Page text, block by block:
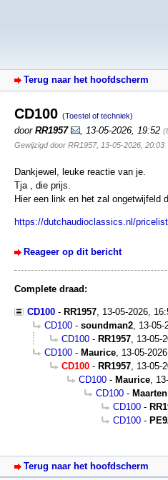
Terug naar het hoofdscherm
CD100 (Toestel of techniek)
door RR1957 13-05-2026, 19:52
Gewijzigd door RR1957, 13-05-2026, 20:03
Dankjewel, leuke reactie van je.
Tja , die prijs.
Hier een link en het zal ongetwijfeld
https://dutchaudioclassics.nl/
Reageer op dit bericht
Complete draad:
CD100 - RR1957, 13-05-2026,
CD100 - soundman2, 13-05-
CD100 - RR1957, 13-05-
CD100 - Maurice, 13-05-
CD100 - RR1957, 13-05-
CD100 - Maurice,
CD100 -
CD100 -
CD100 -
Terug naar het hoofdscherm